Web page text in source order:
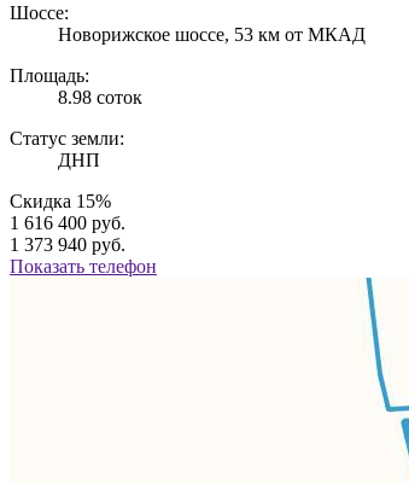
Шоссе:
Новорижское шоссе, 53 км от МКАД
Площадь:
8.98 соток
Статус земли:
ДНП
Скидка 15%
1 616 400 руб.
1 373 940 руб.
Показать телефон